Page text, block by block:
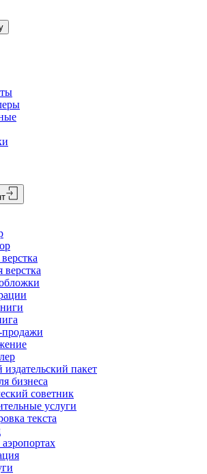
пакет
бизнеса
советник
услуги
текста